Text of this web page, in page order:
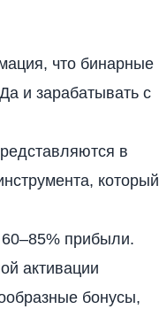
что бинарные
и зарабатывать с
в
который
60–85% прибыли.
активации
бонусы,